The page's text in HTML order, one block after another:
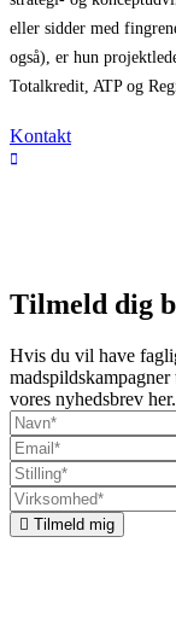
eller sidder med
også), er hun
Totalkredit, ATP og
Kontakt
Tilmeld dig
Hvis du vil have
vores nyhedsbrev her.
Tilmeld mig